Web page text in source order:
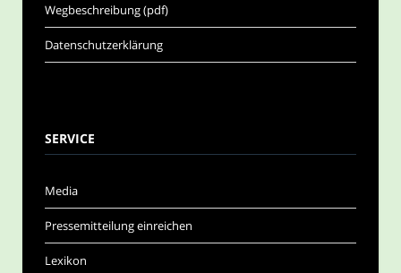
Wegbeschreibung (pdf)
Datenschutzerklärung
SERVICE
Media
Pressemitteilung einreichen
Lexikon